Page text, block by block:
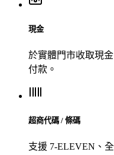
現金
於實體門市收取現
付款。
超商代碼 / 條碼
支援 7-ELEVEN、